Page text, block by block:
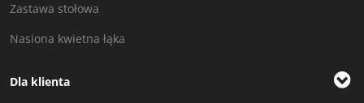
Zastawa stołowa
Nasiona kwietna łąka
Dla klienta